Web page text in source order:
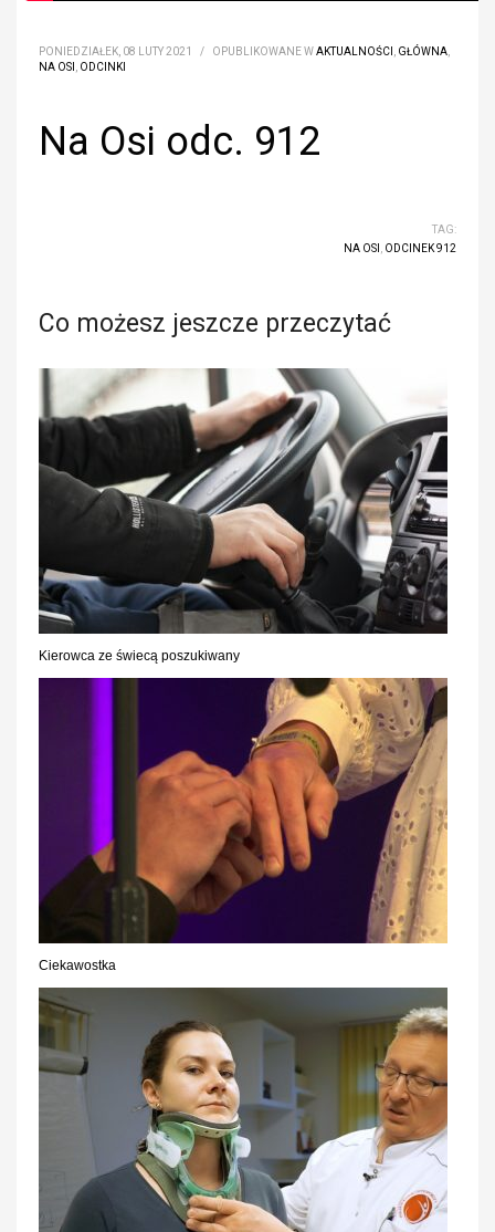
PONIEDZIAŁEK, 08 LUTY 2021 / OPUBLIKOWANE WAKTUALNOŚCI , GŁÓWNA,
NA OSI , ODCINKI
Na Osi odc. 912
TAG:
NA OSI , ODCINEK 912
Co możesz jeszcze przeczytać
Kierowca ze świecą poszukiwany
Ciekawostka